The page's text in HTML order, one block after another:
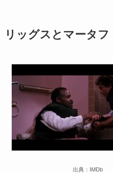
リッグスとマータフ
出典：IMDb